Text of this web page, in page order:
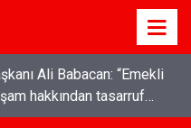
Ali Babacan: “Emekli
hakkından tasarruf